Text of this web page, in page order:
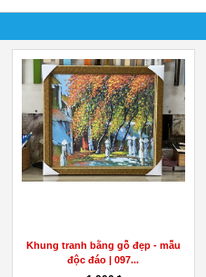
【#1】Xưởng đóng khung bằng
gỗ - 097 237 9908